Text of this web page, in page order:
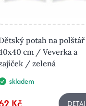
potah na polštář
cm / Veverka a
/ zelená
skladem